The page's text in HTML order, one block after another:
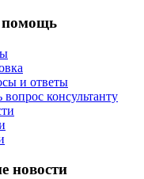
помощь
и ответы
вопрос консультанту
новости